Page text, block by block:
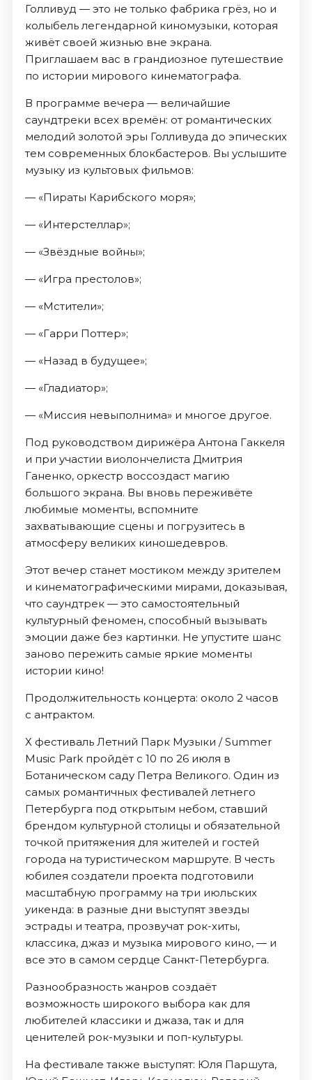
Голливуд — это не только фабрика грёз, но и
колыбель легендарной киномузыки, которая
живёт своей жизнью вне экрана.
Приглашаем вас в грандиозное путешествие
по истории мирового кинематографа.
В программе вечера — величайшие
саундтреки всех времён: от романтических
мелодий золотой эры Голливуда до эпических
тем современных блокбастеров. Вы услышите
музыку из культовых фильмов:
— «Пираты Карибского моря»;
— «Интерстеллар»;
— «Звёздные войны»;
— «Игра престолов»;
— «Мстители»;
— «Гарри Поттер»;
— «Назад в будущее»;
— «Гладиатор»;
— «Миссия невыполнима» и многое другое.
Под руководством дирижёра Антона Гаккеля
и при участии виолончелиста Дмитрия
Ганенко, оркестр воссоздаст магию
большого экрана. Вы вновь переживёте
любимые моменты, вспомните
захватывающие сцены и погрузитесь в
атмосферу великих киношедевров.
Этот вечер станет мостиком между зрителем
и кинематографическими мирами, доказывая,
что саундтрек — это самостоятельный
культурный феномен, способный вызывать
эмоции даже без картинки. Не упустите шанс
заново пережить самые яркие моменты
истории кино!
Продолжительность концерта: около 2 часов
с антрактом.
Х фестиваль Летний Парк Музыки / Summer
Music Park пройдёт с 10 по 26 июля в
Ботаническом саду Петра Великого. Один из
самых романтичных фестивалей летнего
Петербурга под открытым небом, ставший
брендом культурной столицы и обязательной
точкой притяжения для жителей и гостей
города на туристическом маршруте. В честь
юбилея создатели проекта подготовили
масштабную программу на три июльских
уикенда: в разные дни выступят звезды
эстрады и театра, прозвучат рок-хиты,
классика, джаз и музыка мирового кино, — и
все это в самом сердце Санкт-Петербурга.
Разнообразность жанров создаёт
возможность широкого выбора как для
любителей классики и джаза, так и для
ценителей рок-музыки и поп-культуры.
На фестивале также выступят: Юля Паршута,